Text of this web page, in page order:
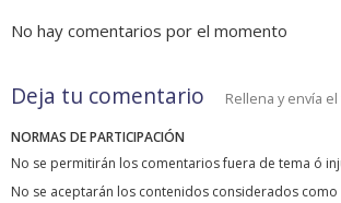
No hay comentarios por el momento
Deja tu comentario Rellena y envía
NORMAS DE PARTICIPACIÓN
No se permitirán los comentarios fuera de tema ó
No se aceptarán los contenidos considerados